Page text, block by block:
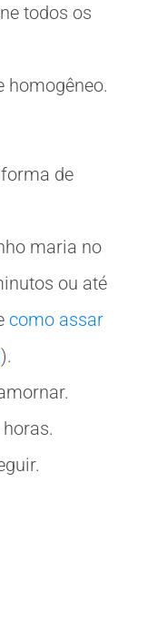
todos os
homogêneo.
de
maria no
ou até
como assar
).